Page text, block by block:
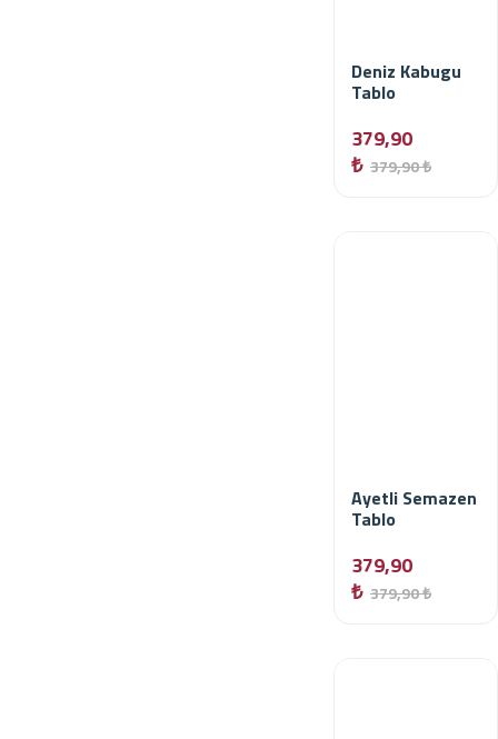
Deniz Kabugu
Tablo
379,90
₺ 379,90 ₺
Ayetli Semazen
Tablo
379,90
₺ 379,90 ₺